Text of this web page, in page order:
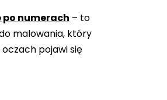
numerach – to
malowania, który
pojawi się